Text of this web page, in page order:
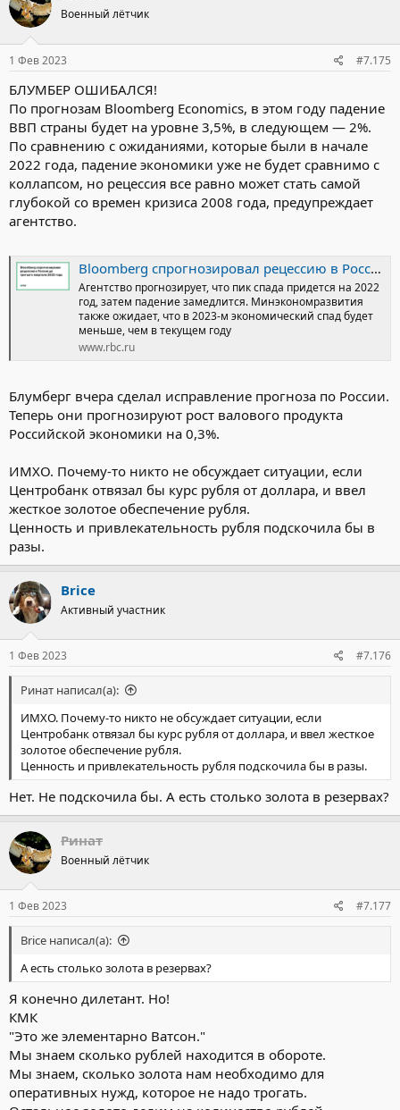
Военный лётчик
1 Фев 2023 #7.175
БЛУМБЕР ОШИБАЛСЯ!
По прогнозам Bloomberg Economics, в этом году падение
ВВП страны будет на уровне 3,5%, в следующем — 2%.
По сравнению с ожиданиями, которые были в начале
2022 года, падение экономики уже не будет сравнимо с
коллапсом, но рецессия все равно может стать самой
глубокой со времен кризиса 2008 года, предупреждает
агентство.
Bloomberg спрогнозировал рецессию в России до третьего квартала 2023 года
Агентство прогнозирует, что пик спада придется на 2022
год, затем падение замедлится. Минэкономразвития
также ожидает, что в 2023-м экономический спад будет
меньше, чем в текущем году
www.rbc.ru
Блумберг вчера сделал исправление прогноза по России.
Теперь они прогнозируют рост валового продукта
Российской экономики на 0,3%.
ИМХО. Почему-то никто не обсуждает ситуации, если
Центробанк отвязал бы курс рубля от доллара, и ввел
жесткое золотое обеспечение рубля.
Ценность и привлекательность рубля подскочила бы в
разы.
Brice
Активный участник
1 Фев 2023 #7.176
Ринат написал(а):
ИМХО. Почему-то никто не обсуждает ситуации, если
Центробанк отвязал бы курс рубля от доллара, и ввел жесткое
золотое обеспечение рубля.
Ценность и привлекательность рубля подскочила бы в разы.
Нет. Не подскочила бы. А есть столько золота в резервах?
Ринат
Военный лётчик
1 Фев 2023 #7.177
Brice написал(а):
А есть столько золота в резервах?
Я конечно дилетант. Но!
КМК
"Это же элементарно Ватсон."
Мы знаем сколько рублей находится в обороте.
Мы знаем, сколько золота нам необходимо для
оперативных нужд, которое не надо трогать.